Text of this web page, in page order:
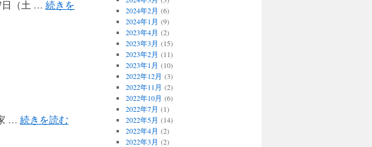
日（土 … 続きを
… 続きを読む
2024年2月 (6)
2024年1月 (9)
2023年4月 (2)
2023年3月 (15)
2023年2月 (11)
2023年1月 (10)
2022年12月 (3)
2022年11月 (2)
2022年10月 (6)
2022年7月 (1)
2022年5月 (14)
2022年4月 (2)
2022年3月 (2)